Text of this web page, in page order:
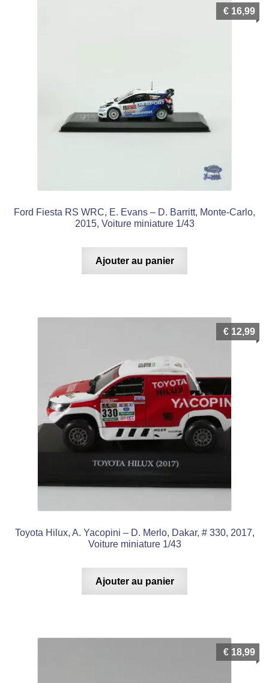
Ford Fiesta RS WRC, E. Evans – D. Barritt, Monte-Carlo,
2015, Voiture miniature 1/43
€ 16,99
Ajouter au panier
Toyota Hilux, A. Yacopini – D. Merlo, Dakar, # 330, 2017,
Voiture miniature 1/43
€ 12,99
Ajouter au panier
€ 18,99